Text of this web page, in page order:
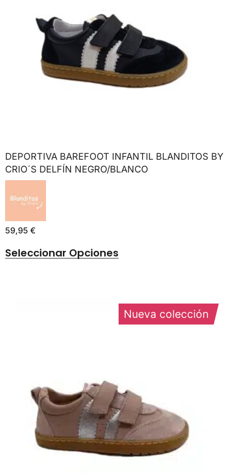
DEPORTIVA BAREFOOT INFANTIL BLANDITOS BY
CRIO´S DELFÍN NEGRO/BLANCO
59,95 €
Seleccionar Opciones
Nueva colección